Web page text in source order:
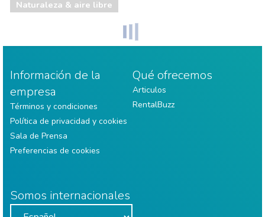
Naturaleza & aire libre
Información de la
empresa
Términos y condiciones
Política de privacidad y cookies
Sala de Prensa
Preferencias de cookies
Qué ofrecemos
Articulos
RentalBuzz
Somos internacionales